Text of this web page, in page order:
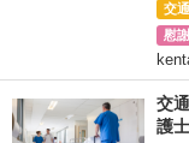
交
慰
交
護